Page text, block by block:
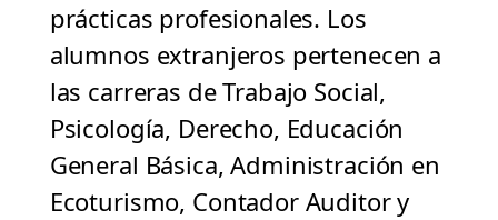
prácticas profesionales. Los
alumnos extranjeros pertenecen a
las carreras de Trabajo Social,
Psicología, Derecho, Educación
General Básica, Administración en
Ecoturismo, Contador Auditor y